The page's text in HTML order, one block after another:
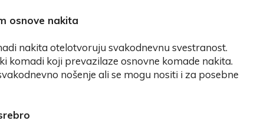
osnove nakita
nakita otelotvoruju svakodnevnu svestranost.
komadi koji prevazilaze osnovne komade nakita.
nošenje ali se mogu nositi i za posebne